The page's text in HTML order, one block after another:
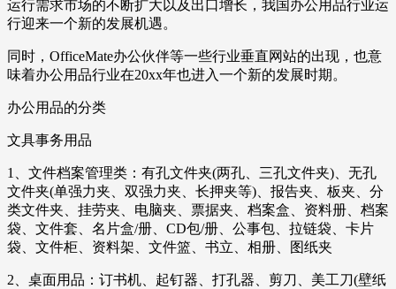
运行需求市场的不断扩大以及出口增长，我国办公用品行业运
行迎来一个新的发展机遇。
同时，OfficeMate办公伙伴等一些行业垂直网站的出现，也意
味着办公用品行业在20xx年也进入一个新的发展时期。
办公用品的分类
文具事务用品
1、文件档案管理类：有孔文件夹(两孔、三孔文件夹)、无孔
文件夹(单强力夹、双强力夹、长押夹等)、报告夹、板夹、分
类文件夹、挂劳夹、电脑夹、票据夹、档案盒、资料册、档案
袋、文件套、名片盒/册、CD包/册、公事包、拉链袋、卡片
袋、文件柜、资料架、文件篮、书立、相册、图纸夹
2、桌面用品：订书机、起钉器、打孔器、剪刀、美工刀(壁纸